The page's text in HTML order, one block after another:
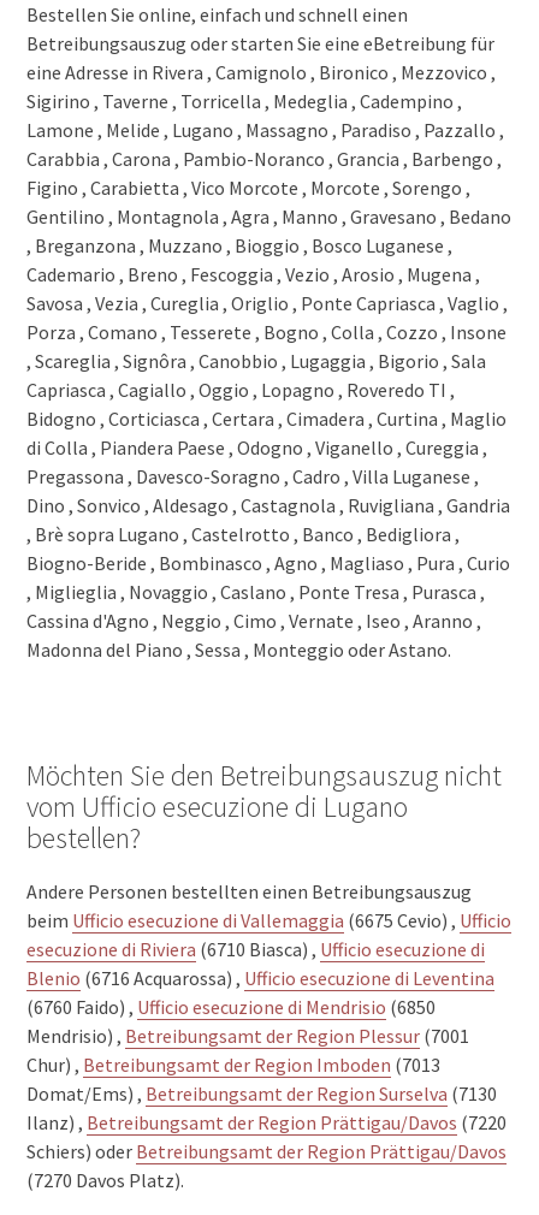
6919 Carabietta
6918 Figino
6917 Barbengo
6916 Grancia
6915 Pambio-Noranco
6914 Carona
6913 Carabbia
6912 Pazzallo
6900 Paradiso
6900 Massagno
6900 Lugano
6815 Melide
6814 Lamone
6814 Cadempino
6809 Medeglia
6808 Torricella
6807 Taverne
6806 Sigirino
6805 Mezzovico
6804 Bironico
6803 Camignolo
6802 Rivera
Bestellen Sie online, einfach und schnell einen
Betreibungsauszug oder starten Sie eine eBetreibung für
eine Adresse in Rivera , Camignolo , Bironico , Mezzovico ,
Sigirino , Taverne , Torricella , Medeglia , Cadempino ,
Lamone , Melide , Lugano , Massagno , Paradiso , Pazzallo ,
Carabbia , Carona , Pambio-Noranco , Grancia , Barbengo ,
Figino , Carabietta , Vico Morcote , Morcote , Sorengo ,
Gentilino , Montagnola , Agra , Manno , Gravesano , Bedano
, Breganzona , Muzzano , Bioggio , Bosco Luganese ,
Cademario , Breno , Fescoggia , Vezio , Arosio , Mugena ,
Savosa , Vezia , Cureglia , Origlio , Ponte Capriasca , Vaglio ,
Porza , Comano , Tesserete , Bogno , Colla , Cozzo , Insone
, Scareglia , Signôra , Canobbio , Lugaggia , Bigorio , Sala
Capriasca , Cagiallo , Oggio , Lopagno , Roveredo TI ,
Bidogno , Corticiasca , Certara , Cimadera , Curtina , Maglio
di Colla , Piandera Paese , Odogno , Viganello , Cureggia ,
Pregassona , Davesco-Soragno , Cadro , Villa Luganese ,
Dino , Sonvico , Aldesago , Castagnola , Ruvigliana , Gandria
, Brè sopra Lugano , Castelrotto , Banco , Bedigliora ,
Biogno-Beride , Bombinasco , Agno , Magliaso , Pura , Curio
, Miglieglia , Novaggio , Caslano , Ponte Tresa , Purasca ,
Cassina d'Agno , Neggio , Cimo , Vernate , Iseo , Aranno ,
Madonna del Piano , Sessa , Monteggio oder Astano.
Möchten Sie den Betreibungsauszug nicht
vom Ufficio esecuzione di Lugano
bestellen?
Andere Personen bestellten einen Betreibungsauszug
beim Ufficio esecuzione di Vallemaggia (6675 Cevio) , Ufficio
esecuzione di Riviera (6710 Biasca) , Ufficio esecuzione di
Blenio (6716 Acquarossa) , Ufficio esecuzione di Leventina
(6760 Faido) , Ufficio esecuzione di Mendrisio (6850
Mendrisio) , Betreibungsamt der Region Plessur (7001
Chur) , Betreibungsamt der Region Imboden (7013
Domat/Ems) , Betreibungsamt der Region Surselva (7130
Ilanz) , Betreibungsamt der Region Prättigau/Davos (7220
Schiers) oder Betreibungsamt der Region Prättigau/Davos
(7270 Davos Platz).